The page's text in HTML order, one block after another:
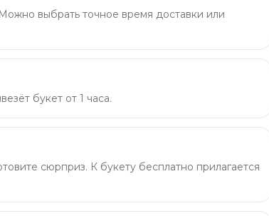
выбрать точное время доставки или
букет от 1 часа.
сюрприз. К букету бесплатно прилагается